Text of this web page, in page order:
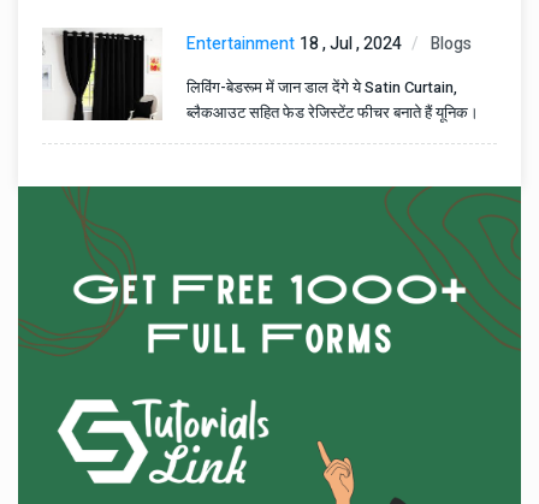
Entertainment 18 , Jul , 2024 Blogs
लिविंग-बेडरूम में जान डाल देंगे ये Satin Curtain,
ब्लैकआउट सहित फेड रेजिस्टेंट फीचर बनाते हैं यूनिक।